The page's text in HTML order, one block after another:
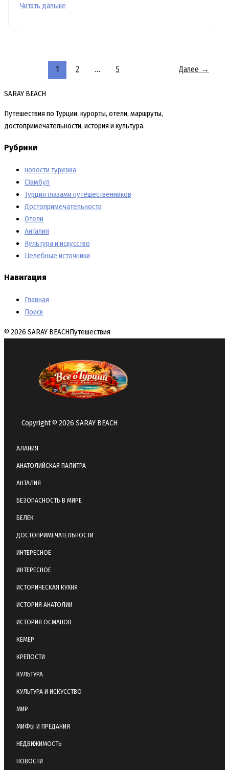
Недвижимость
жительства
сдачи
в
Читать дальше
1 2 … 5 Далее →
SARAY BEACH
Путешествия по Турции: курорты, отели, маршруты,
достопримечательности, история и культура.
Рубрики
новости туризма
Стамбул
Турция глазами путешественников
Достопримечательности
Отели
Анталия
Культура и искусство
Целебные источники
Навигация
Главная
Поиск
© 2026 SARAY BEACHПутешествия
Copyright © 2026 SARAY BEACH
АЛАНИЯ
АНАТОЛИЙСКАЯ ПАЛИТРА
АНТАЛИЯ
БЕЗОПАСНОСТЬ В МИРЕ
БЕЛЕК
ДОСТОПРИМЕЧАТЕЛЬНОСТИ
ИНТЕРЕСНОЕ
ИНТЕРЕСНОЕ
ИСТОРИЧЕСКАЯ КУХНЯ
ИСТОРИЯ АНАТОЛИИ
ИСТОРИЯ ОСМАНОВ
КЕМЕР
КРЕПОСТИ
КУЛЬТУРА
КУЛЬТУРА И ИСКУССТВО
МИР
МИФЫ И ПРЕДАНИЯ
НЕДВИЖИМОСТЬ
НОВОСТИ